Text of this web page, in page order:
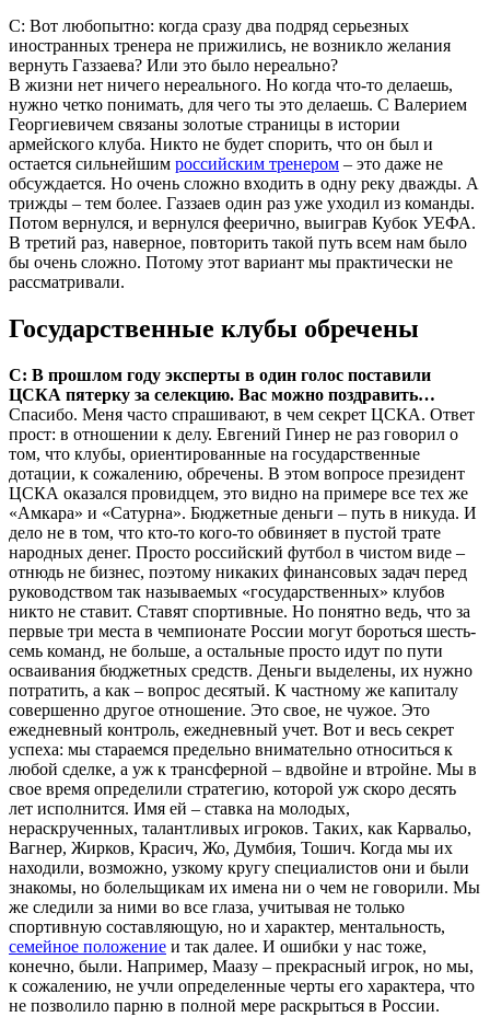
С: Вот любопытно: когда сразу два подряд серьезных
иностранных тренера не прижились, не возникло желания
вернуть Газзаева? Или это было нереально?
В жизни нет ничего нереального. Но когда что-то делаешь,
нужно четко понимать, для чего ты это делаешь. С Валерием
Георгиевичем связаны золотые страницы в истории
армейского клуба. Никто не будет спорить, что он был и
остается сильнейшим российским тренером – это даже не
обсуждается. Но очень сложно входить в одну реку дважды. А
трижды – тем более. Газзаев один раз уже уходил из команды.
Потом вернулся, и вернулся феерично, выиграв Кубок УЕФА.
В третий раз, наверное, повторить такой путь всем нам было
бы очень сложно. Потому этот вариант мы практически не
рассматривали.
Государственные клубы обречены
С: В прошлом году эксперты в один голос поставили
ЦСКА пятерку за селекцию. Вас можно позд­равить…
Спасибо. Меня часто спрашивают, в чем секрет ЦСКА. Ответ
прост: в отношении к делу. Евгений Гинер не раз говорил о
том, что клубы, ориентированные на государственные
дотации, к сожалению, обречены. В этом вопросе президент
ЦСКА оказался провидцем, это видно на примере все тех же
«Амкара» и «Сатурна». Бюджетные деньги – путь в никуда. И
дело не в том, что кто-то кого-то обвиняет в пустой трате
народных денег. Просто российский футбол в чистом виде –
отнюдь не бизнес, поэтому никаких финансовых задач перед
руководством так называемых «государственных» клубов
никто не ставит. Ставят спортивные. Но понятно ведь, что за
первые три места в чемпионате России могут бороться шесть-
семь команд, не больше, а остальные просто идут по пути
осваивания бюджетных средств. Деньги выделены, их нужно
потратить, а как – вопрос десятый. К частному же капиталу
совершенно другое отношение. Это свое, не чужое. Это
ежедневный контроль, ежедневный учет. Вот и весь секрет
успеха: мы стараемся предельно внимательно относиться к
любой сделке, а уж к трансферной – вдвойне и втройне. Мы в
свое время определили стратегию, которой уж скоро десять
лет исполнится. Имя ей – ставка на молодых,
нераскрученных, талантливых игроков. Таких, как Карвальо,
Вагнер, Жирков, Красич, Жо, Думбия, Тошич. Когда мы их
находили, возможно, узкому кругу специалистов они и были
знакомы, но болельщикам их имена ни о чем не говорили. Мы
же следили за ними во все глаза, учитывая не только
спортивную составляющую, но и характер, ментальность,
семейное положение и так далее. И ошибки у нас тоже,
конечно, были. Например, Маазу – прекрасный игрок, но мы,
к сожалению, не учли определенные черты его характера, что
не позволило парню в полной мере раскрыться в России.